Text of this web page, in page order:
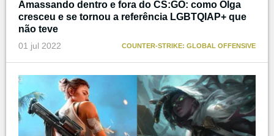
Amassando dentro e fora do CS:GO: como Olga
cresceu e se tornou a referência LGBTQIAP+ que
não teve
01 jul 2022 COUNTER-STRIKE: GLOBAL OFFENSIVE